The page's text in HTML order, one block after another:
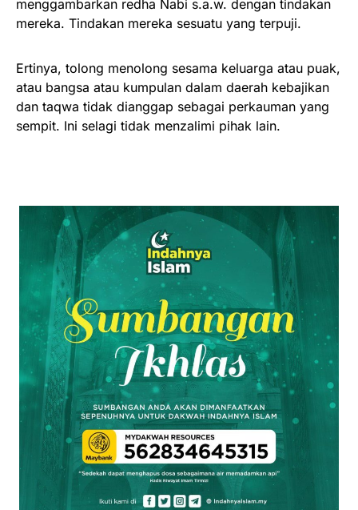
menggambarkan redha Nabi s.a.w. dengan tindakan
mereka. Tindakan mereka sesuatu yang terpuji.
Ertinya, tolong menolong sesama keluarga atau puak,
atau bangsa atau kumpulan dalam daerah kebajikan
dan taqwa tidak dianggap sebagai perkauman yang
sempit. Ini selagi tidak menzalimi pihak lain.